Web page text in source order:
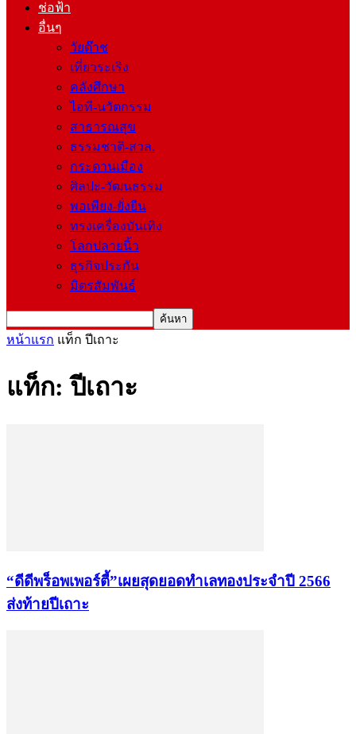
ช่อฟ้า
อื่นๆ
วัยต๊าช
เที่ยวระเริง
คลังศึกษา
ไอที-นวัตกรรม
สาธารณสุข
ธรรมชาติ-สวล.
กระดานเมือง
ศิลปะ-วัฒนธรรม
พอเพียง-ยั่งยืน
ทรงเครื่องบันเทิง
โลกปลายนิ้ว
ธุรกิจประกัน
มิตรสัมพันธ์
หน้าแรก แท็ก ปีเถาะ
แท็ก: ปีเถาะ
“ดีดีพร็อพเพอร์ตี้”เผยสุดยอดทำเลทองประจำปี 2566
ส่งท้ายปีเถาะ